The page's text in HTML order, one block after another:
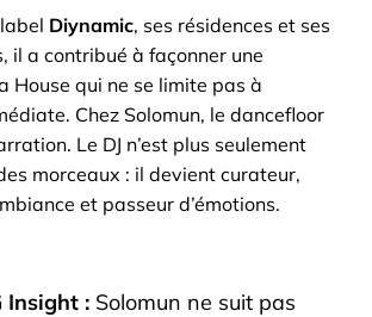
Diynamic, ses résidences et ses
il a contribué à façonner une
House qui ne se limite pas à
Chez Solomun, le dancefloor
Le DJ n’est plus seulement
morceaux : il devient curateur,
et passeur d’émotions.
Insight : Solomun ne suit pas